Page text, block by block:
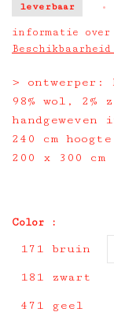
leverbaar •
informatie
> ontwerper:
98% wol, 2%
240 cm
200 x 300 cm
Color :
171 bruin
181 zwart
471 geel